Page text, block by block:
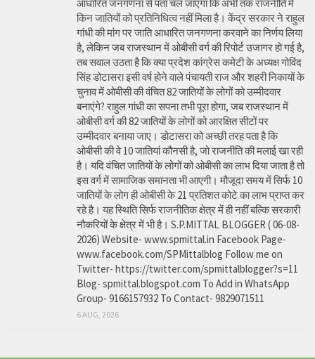
आधारित जनगणना से पता चल जाएगा कि अभी तक राजनीति में
किन जातियों को प्रतिनिधित्व नहीं मिला है। केंद्र सरकार ने राहुल
गांधी की मांग पर जाति आधारित जनगणना करवाने का निर्णय लिया
है, लेकिन जब राजस्थान में ओबीसी वर्ग की रिपोर्ट उजागर हो गई है,
तब सवाल उठता है कि क्या प्रदेश कांग्रेस कमेटी के अध्यक्ष गोविंद
सिंह डोटासरा इसी वर्ष होने वाले पंचायती राज और शहरी निकायों के
चुनाव में ओबीसी की वंचित 82 जातियों के लोगों को उम्मीदवार
बनाएंगे? राहुल गांधी का सपना तभी पूरा होगा, जब राजस्थान में
ओबीसी वर्ग की 82 जातियों के लोगों को आरक्षित सीटों पर
उम्मीदवार बनाया जाए। डोटासरा को अच्छी तरह पता है कि
ओबीसी की वे 10 जातियां कौनसी है, जो राजनीति की मलाई खा रही
है। यदि वंचित जातियों के लोगों को ओबीसी का लाभ दिया जाता है तो
इस वर्ग में सामाजिक समानता भी आएगी। मौजूदा समय में सिर्फ 10
जातियों के लोग ही ओबीसी के 21 प्रतिशत कोटे का लाभ प्राप्त कर
रहे है। यह स्थिति सिर्फ राजनीतिक क्षेत्र में ही नहीं बल्कि सरकारी
नौकरियों के क्षेत्र में भी है। S.P.MITTAL BLOGGER ( 06-08-
2026) Website- www.spmittal.in Facebook Page-
www.facebook.com/SPMittalblog Follow me on
Twitter- https://twitter.com/spmittalblogger?s=11
Blog- spmittal.blogspot.com To Add in WhatsApp
Group- 9166157932 To Contact- 9829071511
6 AUG, 2026